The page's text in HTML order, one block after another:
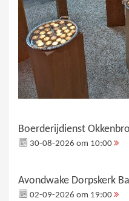
Boerderijdienst
30-08-2026 om 10:00
Avondwake Dorpskerk
02-09-2026 om 19:00